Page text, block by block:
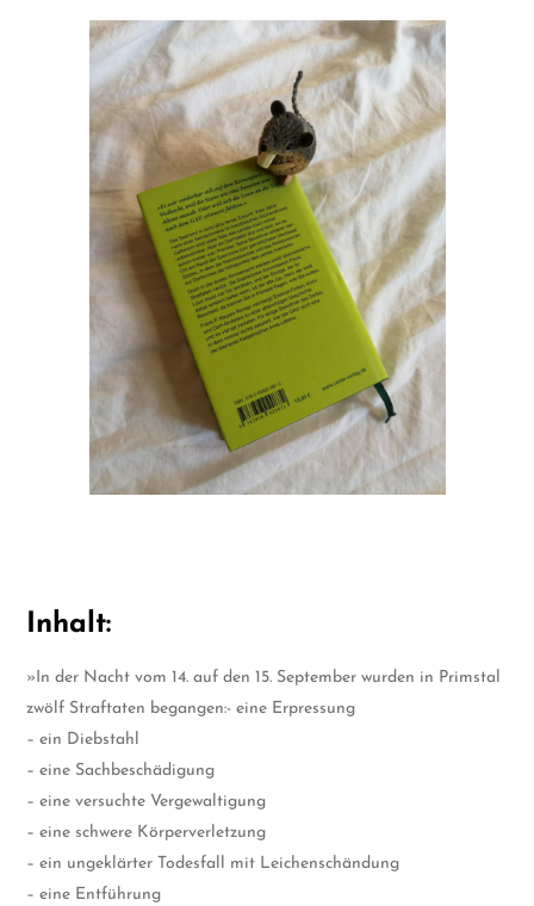
Inhalt:
»In der Nacht vom 14. auf den 15. September wurden in Primstal
zwölf Straftaten begangen:- eine Erpressung
– ein Diebstahl
– eine Sachbeschädigung
– eine versuchte Vergewaltigung
– eine schwere Körperverletzung
– ein ungeklärter Todesfall mit Leichenschändung
– eine Entführung